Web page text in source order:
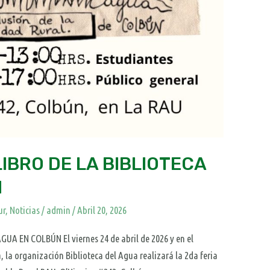
DE LA BIBLIOTECA
, Noticias/ admin/Abril 20, 2026
EN COLBÚN El viernes 24 de abril de 2026 y en el
la organización Biblioteca del Agua realizará la 2da feria